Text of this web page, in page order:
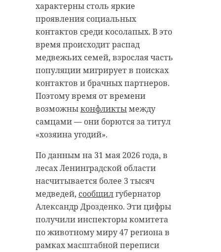
характерны столь яркие
проявления социальных
контактов среди косолапых. В это
время происходит распад
медвежьих семей, взрослая часть
популяции мигрирует в поисках
контактов и брачных партнеров.
Поэтому время от времени
возможныконфликтымежду
самцами — они борются за титул
«хозяина угодий».
По данным на 31 мая 2026 года, в
лесах Ленинградской области
насчитывается более 3 тысяч
медведей, сообщилгубернатор
Александр Дрозденко. Эти цифры
получили инспекторы комитета
по животному миру 47 региона в
рамках масштабной переписи